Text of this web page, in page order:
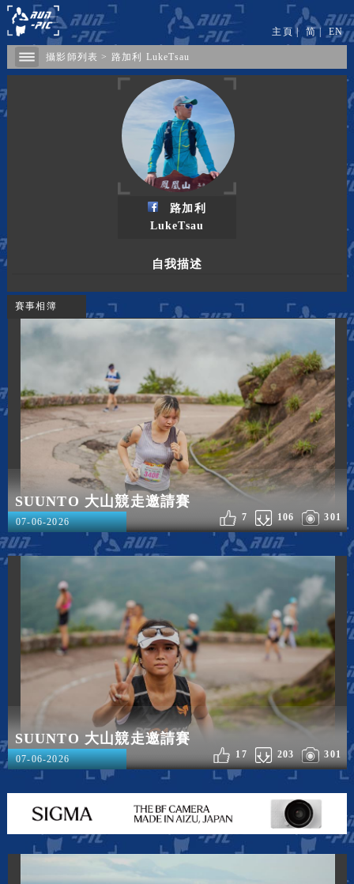
攝影師列表 > 路加利 LukeTsau
主頁 | 简| EN
路加利
LukeTsau
自我描述
賽事相簿
SUUNTO 大山競走邀請賽
301
106
7
07-06-2026
SUUNTO 大山競走邀請賽
301
203
17
07-06-2026